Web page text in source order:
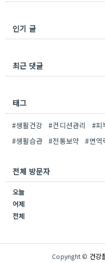
인기 글
최근 댓글
태그
#생활건강 #컨디션관리 #피
#생활습관
#전통보약 #면역
전체 방문자
오늘
어제
전체
Copyright © 건강